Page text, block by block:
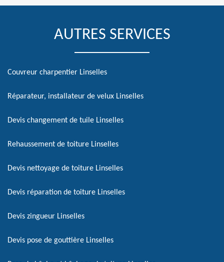
AUTRES SERVICES
Couvreur charpentier Linselles
Réparateur, installateur de velux Linselles
Devis changement de tuile Linselles
Rehaussement de toiture Linselles
Devis nettoyage de toiture Linselles
Devis réparation de toiture Linselles
Devis zingueur Linselles
Devis pose de gouttière Linselles